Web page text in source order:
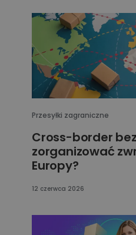
Przesyłki zagraniczne
Cross-border
zorganizować
Europy?
12 czerwca 2026